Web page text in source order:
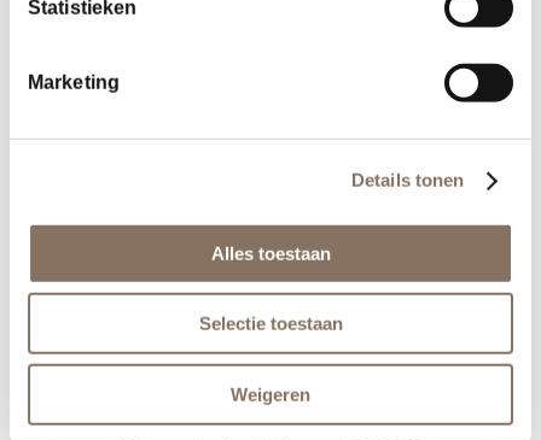
Statistieken
Marketing
Details tonen
Alles toestaan
Selectie toestaan
Weigeren
Start bouw 27
appartementen
Theresiakwartier gevierd
14 februari 2023